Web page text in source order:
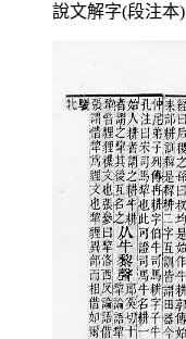
說文解字(段注本)